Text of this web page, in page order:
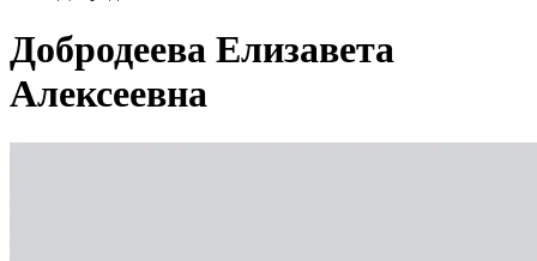
Добродеева Елизавета
Алексеевна